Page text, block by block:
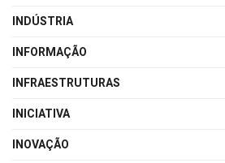
INDÚSTRIA
INFORMAÇÃO
INFRAESTRUTURAS
INICIATIVA
INOVAÇÃO